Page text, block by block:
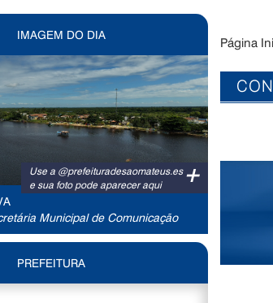
IMAGEM DO DIA
+
Use a @prefeituradesaomateus.es
e sua foto pode aparecer aqui
Municipal de Comunicação
PREFEITURA
Página